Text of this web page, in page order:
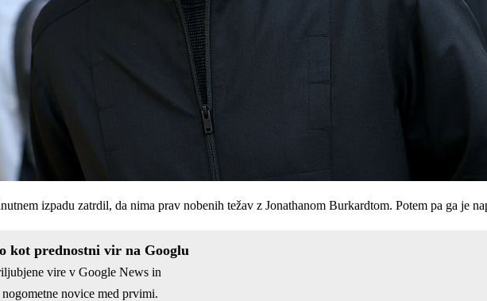
izpadu zatrdil, da nima prav nobenih težav z Jonathanom Burkardtom. Potem pa ga je
kot prednostni vir na Googlu
vire v Google News in
novice med prvimi.